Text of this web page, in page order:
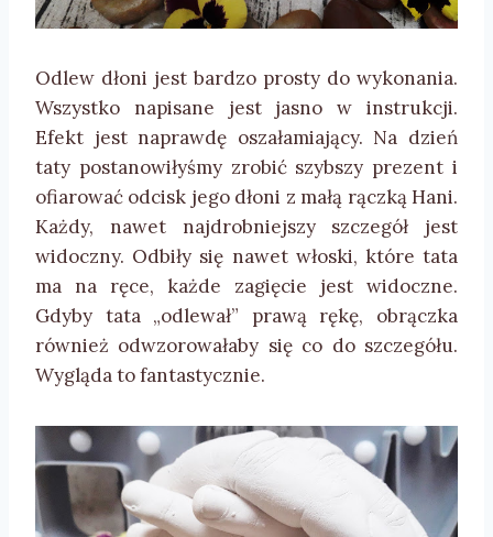
Odlew dłoni jest bardzo prosty do wykonania.
Wszystko napisane jest jasno w instrukcji.
Efekt jest naprawdę oszałamiający. Na dzień
taty postanowiłyśmy zrobić szybszy prezent i
ofiarować odcisk jego dłoni z małą rączką Hani.
Każdy, nawet najdrobniejszy szczegół jest
widoczny. Odbiły się nawet włoski, które tata
ma na ręce, każde zagięcie jest widoczne.
Gdyby tata „odlewał” prawą rękę, obrączka
również odwzorowałaby się co do szczegółu.
Wygląda to fantastycznie.